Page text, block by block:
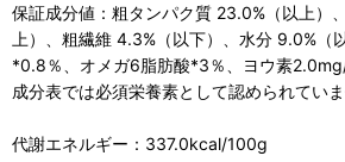
保証成分値：粗タンパク質 23.0%（以上）
上）、粗繊維 4.3%（以下）、水分 9.0%（
*0.8％、オメガ6脂肪酸*3％、ヨウ素
成分表では必須栄養素として認められていま
代謝エネルギー：337.0kcal/100g